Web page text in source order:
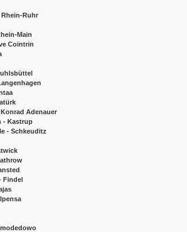
Ruhr
Main
Cointrin
Adenauer
- Kastrup
- Schkeuditz
Findel